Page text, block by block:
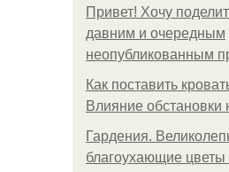
Привет! Хочу
давним и очередным
неопубликованным
Как поставить
Влияние обстановки
Гардения.
благоухающие цветы